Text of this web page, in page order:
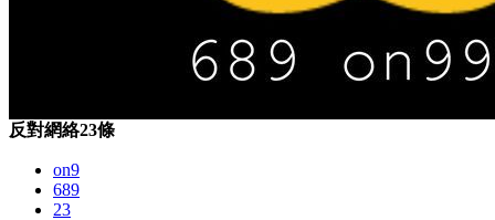
反對網絡23條
on9
689
23